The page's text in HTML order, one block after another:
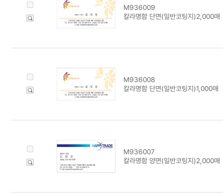
M936009
칼라명함 단면(일반코팅지)2,000매
M936008
칼라명함 단면(일반코팅지)1,000매
M936007
칼라명함 양면(일반코팅지)2,000매